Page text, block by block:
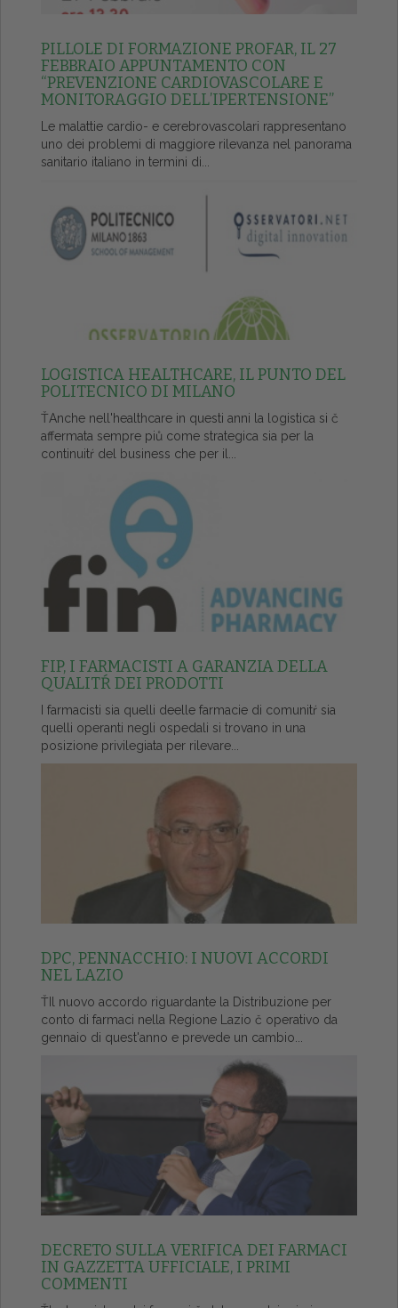
PILLOLE DI FORMAZIONE PROFAR, IL 27
FEBBRAIO APPUNTAMENTO CON
“PREVENZIONE CARDIOVASCOLARE E
MONITORAGGIO DELL’IPERTENSIONE”
Le malattie cardio- e cerebrovascolari rappresentano
uno dei problemi di maggiore rilevanza nel panorama
sanitario italiano in termini di...
LOGISTICA HEALTHCARE, IL PUNTO DEL
POLITECNICO DI MILANO
ŤAnche nell'healthcare in questi anni la logistica si č
affermata sempre piů come strategica sia per la
continuitŕ del business che per il...
FIP, I FARMACISTI A GARANZIA DELLA
QUALITŔ DEI PRODOTTI
I farmacisti sia quelli deelle farmacie di comunitŕ sia
quelli operanti negli ospedali si trovano in una
posizione privilegiata per rilevare...
DPC, PENNACCHIO: I NUOVI ACCORDI
NEL LAZIO
ŤIl nuovo accordo riguardante la Distribuzione per
conto di farmaci nella Regione Lazio č operativo da
gennaio di quest'anno e prevede un cambio...
DECRETO SULLA VERIFICA DEI FARMACI
IN GAZZETTA UFFICIALE, I PRIMI
COMMENTI